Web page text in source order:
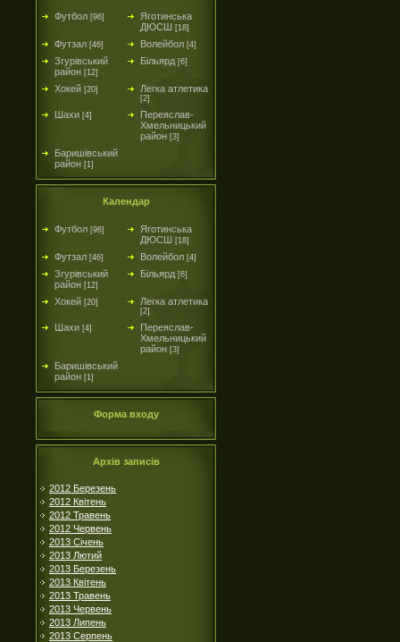
Футбол [96]
Яготинська
ДЮСШ [18]
Футзал [46] Волейбол [4]
Згурівський
район [12]
Більярд [6]
Хокей [20] Легка атлетика
[2]
Шахи [4]
Переяслав-
Хмельницький
район [3]
Баришівський
район [1]
Календар
Футбол [96]
Яготинська
ДЮСШ [18]
Футзал [46] Волейбол [4]
Згурівський
район [12]
Більярд [6]
Хокей [20] Легка атлетика
[2]
Шахи [4]
Переяслав-
Хмельницький
район [3]
Баришівський
район [1]
Форма входу
Архів записів
2012 Березень
2012 Квітень
2012 Травень
2012 Червень
2013 Січень
2013 Лютий
2013 Березень
2013 Квітень
2013 Травень
2013 Червень
2013 Липень
2013 Серпень